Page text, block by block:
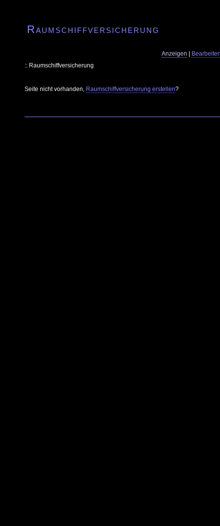
Raumschiffversicherung
Anzeigen
:: Raumschiffversicherung
Seite nicht vorhanden, Raumschiffversicherung erstellen?